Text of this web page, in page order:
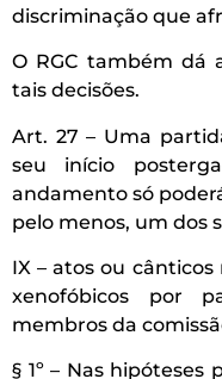
discriminação que
O RGC também dá
tais decisões.
Art. 27 – Uma
seu início
andamento só
pelo menos, um dos
IX – atos ou cânticos
xenofóbicos por
membros da
§ 1º – Nas